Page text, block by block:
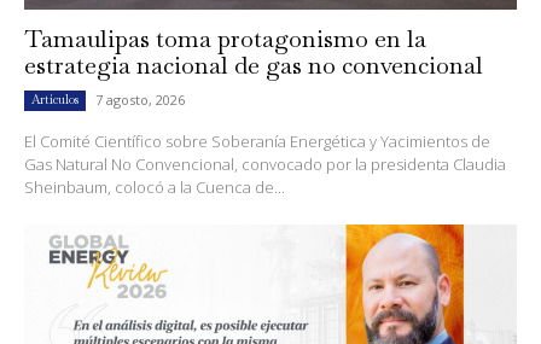
Tamaulipas toma protagonismo en la
estrategia nacional de gas no convencional
Artículos 7 agosto, 2026
El Comité Científico sobre Soberanía Energética y Yacimientos de
Gas Natural No Convencional, convocado por la presidenta Claudia
Sheinbaum, colocó a la Cuenca de...